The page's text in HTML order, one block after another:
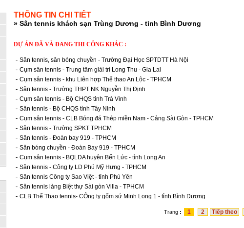
THÔNG TIN CHI TIẾT
» Sân tennis khách sạn Trùng Dương - tỉnh Bình Dương
DỰ ÁN ĐÃ VÀ ĐANG THI CÔNG KHÁC :
- Sân tennis, sân bóng chuyền - Trường Đại Học SPTDTT Hà Nội
- Cụm sân tennis - Trung tâm giải trí Long Thu - Gia Lai
- Cụm sân tennis - khu Liên hợp Thể thao An Lộc - TPHCM
- Sân tennis - Trường THPT NK Nguyễn Thị Định
- Cụm sân tennis - Bộ CHQS tỉnh Trà Vinh
- Sân tennis - Bộ CHQS tỉnh Tây Ninh
- Cụm sân tennis - CLB Bóng đá Thép miền Nam - Cảng Sài Gòn - TPHCM
- Sân tennis - Trường SPKT TPHCM
- Sân tennis - Đoàn bay 919 - TPHCM
- Sân bóng chuyền - Đoàn Bay 919 - TPHCM
- Cụm sân tennis - BQLDA huyện Bến Lức - tỉnh Long An
- Sân tennis - Công ty LD Phú Mỹ Hưng - TPHCM
- Sân tennis Công ty Sao Việt - tỉnh Phú Yên
- Sân tennis làng Biệt thự Sài gòn Villa - TPHCM
- CLB Thể Thao tennis- CÔng ty gốm sứ Minh Long 1 - tỉnh Bình Dương
Trang : 1 2 Tiếp theo